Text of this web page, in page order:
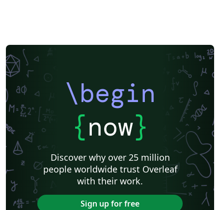
\begin
{now}
Discover why over 25 million
people worldwide trust Overleaf
with their work.
Sign up for free